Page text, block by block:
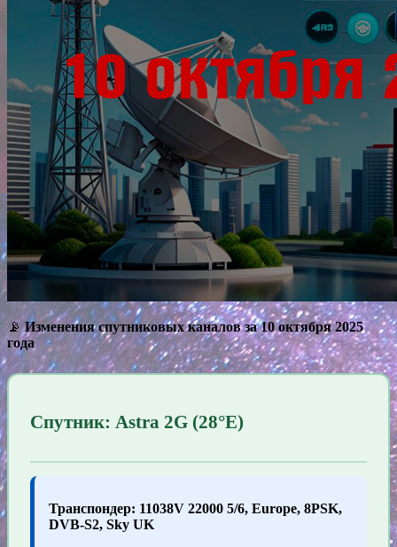
📡Изменения спутниковых каналов за 10 октября 2025
года
Спутник: Astra 2G (28°E)
Транспондер: 11038V 22000 5/6, Europe, 8PSK,
DVB-S2, Sky UK